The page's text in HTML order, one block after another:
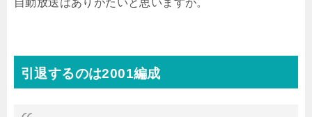
自動放送はありがたいと思いますが。
引退するのは2001編成